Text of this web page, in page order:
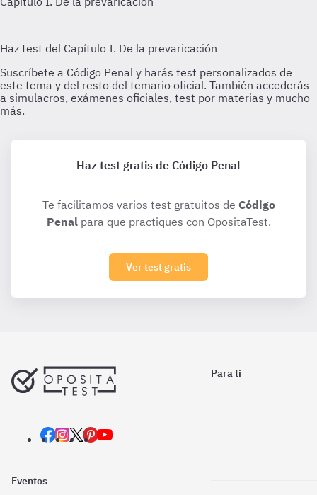
Haz test gratis de Código Penal
Te facilitamos varios test gratuitos de Código
Penalpara que practiques con OpositaTest.
Ver test gratis
Para ti
Eventos